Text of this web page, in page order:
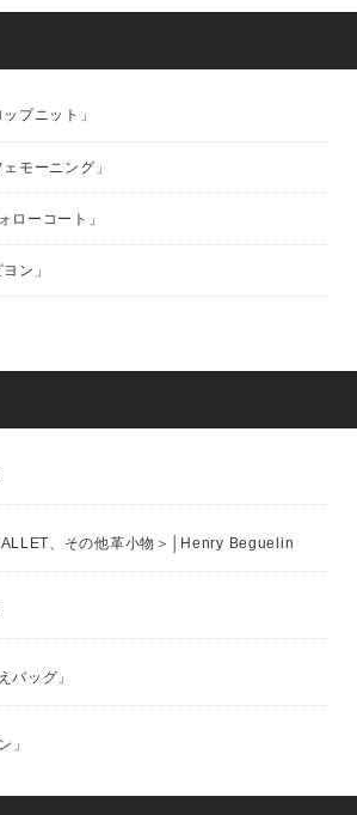
プニット」
モーニング」
ローコート」
ン」
、その他革小物＞│Henry Beguelin
バッグ」
」